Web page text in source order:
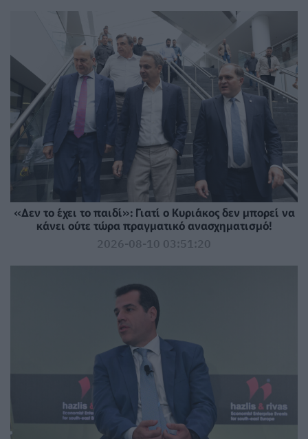
«Δεν το έχει το παιδί»: Γιατί ο Κυριάκος δεν μπορεί να
κάνει ούτε τώρα πραγματικό ανασχηματισμό!
2026-08-10 03:51:20